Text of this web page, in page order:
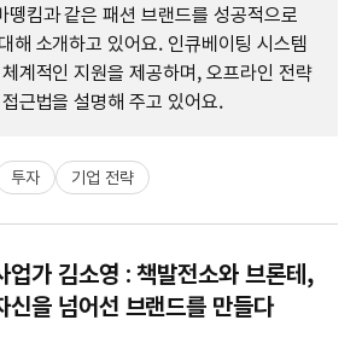
뗑킴과 같은 패션 브랜드를 성공적으로
해 소개하고 있어요. 인큐베이팅 시스템
계적인 지원을 제공하며, 오프라인 전략
근법을 설명해 주고 있어요.
투자 기업 전략
업가 김소영 : 책발전소와 브론테,
신을 넘어선 브랜드를 만들다